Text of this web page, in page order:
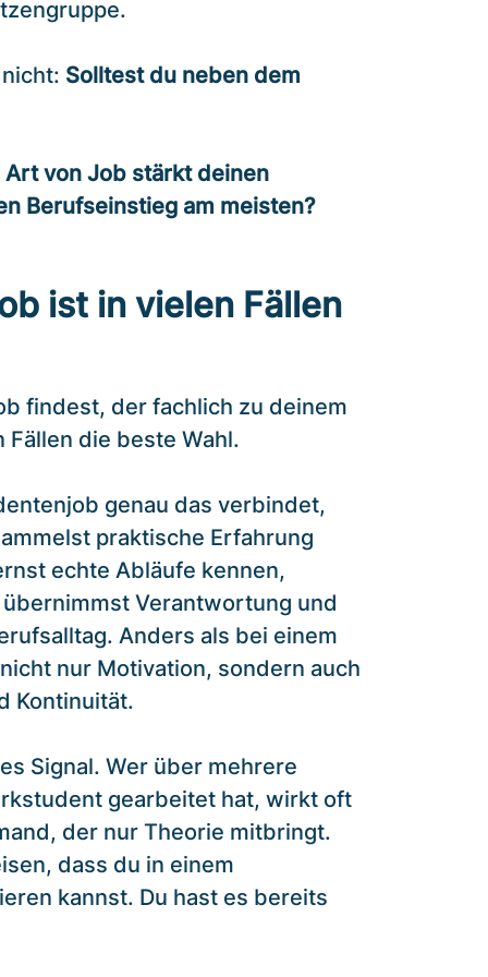
Solltest du neben dem
Art von Job stärkt deinen
Berufseinstieg am meisten?
ist in vielen Fällen
findest, der fachlich zu deinem
die beste Wahl.
genau das verbindet,
praktische Erfahrung
echte Abläufe kennen,
Verantwortung und
Anders als bei einem
nur Motivation, sondern auch
Kontinuität.
Signal. Wer über mehrere
gearbeitet hat, wirkt oft
der nur Theorie mitbringt.
dass du in einem
kannst. Du hast es bereits